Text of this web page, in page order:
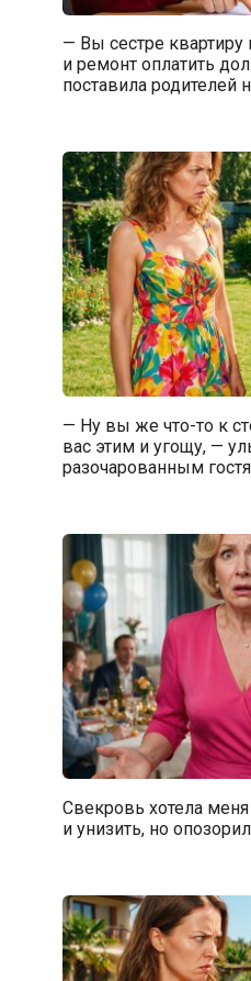
— Вы сестре квартиру
и ремонт оплатить
поставила родителей
— Ну вы же что-то к
вас этим и угощу, —
разочарованным
Свекровь хотела
и унизить, но